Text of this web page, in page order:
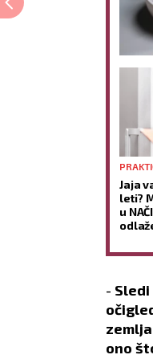
Jaja
leti?
u
-
ono